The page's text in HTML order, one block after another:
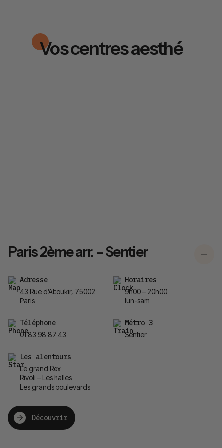
Vos centres aesthé
Paris 2ème arr. – Sentier
Adresse
43 Rue d’Aboukir, 75002
Paris
Horaires
9h00 – 20h00
lun-sam
Téléphone
01 83 98 87 43
Métro 3
Sentier
Les alentours
Le grand Rex
Rivoli – Les halles
Les grands boulevards
Découvrir